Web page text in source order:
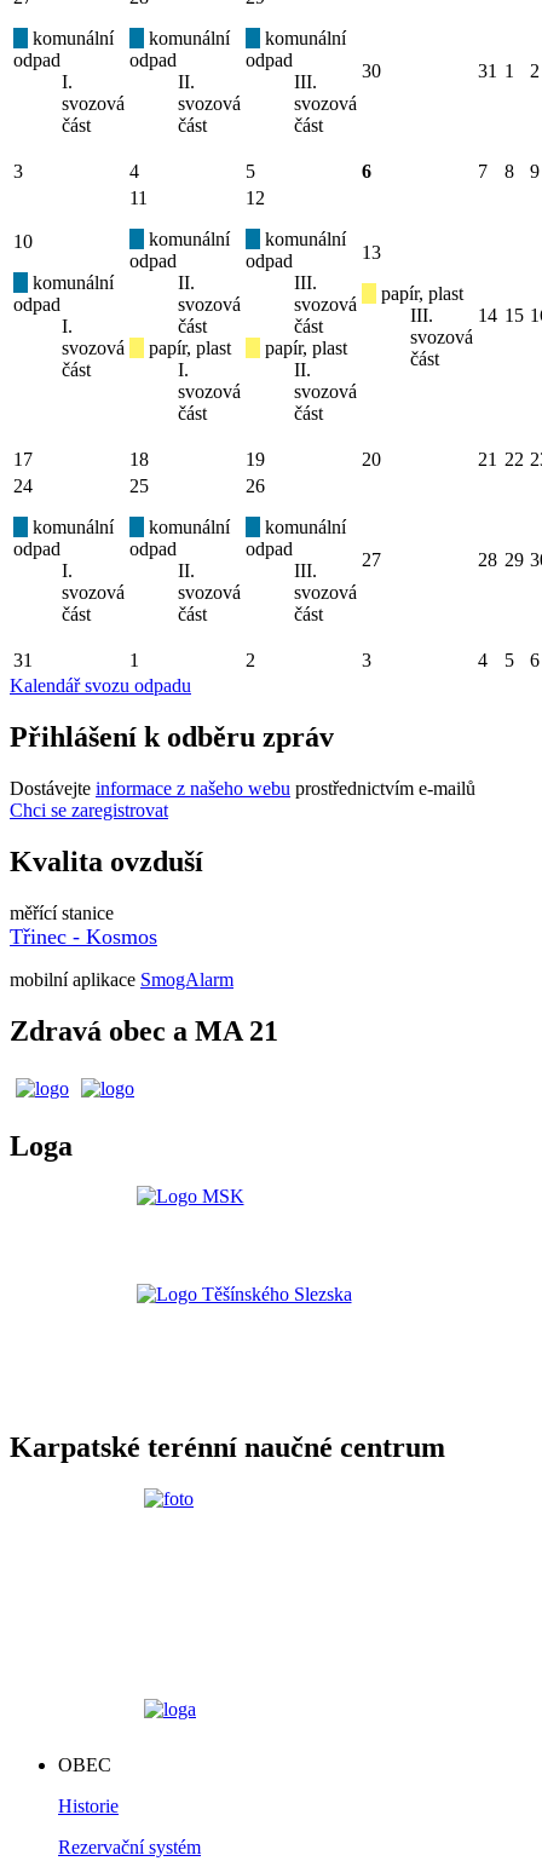
komunální
odpad
I.
svozová
část
komunální
odpad
II.
svozová
část
komunální
odpad
III.
svozová
část
30 31 1 2
3 4 5 6 7 8 9
10
komunální
odpad
I.
svozová
část
11
komunální
odpad
II.
svozová
část
papír, plast
I.
svozová
část
12
komunální
odpad
III.
svozová
část
papír, plast
II.
svozová
část
13
papír, plast
III.
svozová
část
14 15
17 18 19 20 21 22
24
komunální
odpad
I.
svozová
část
25
komunální
odpad
II.
svozová
část
26
komunální
odpad
III.
svozová
část
27 28 29
31 1 2 3 4 5
6
Kalendář svozu odpadu
Přihlášení k odběru zpráv
Dostávejte informace z našeho webu prostřednictvím e-mailů
Chci se zaregistrovat
Kvalita ovzduší
měřící stanice
Třinec - Kosmos
mobilní aplikace SmogAlarm
Zdravá obec a MA 21
Loga
Karpatské terénní naučné centrum
OBEC
Historie
Rezervační systém